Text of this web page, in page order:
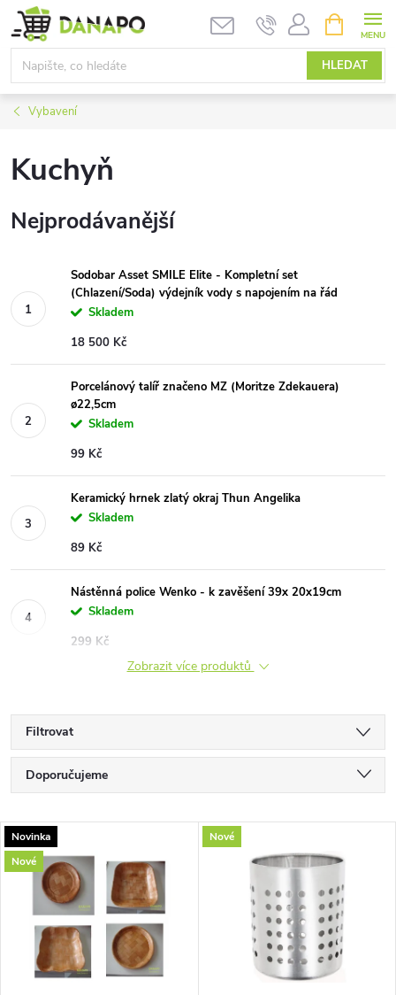
Přejít
na
obsah
HLEDAT
NÁKUPNÍ
KOŠÍK
Vybavení
Kuchyň
Nejprodávanější
Sodobar Asset SMILE Elite - Kompletní set
(Chlazení/Soda) výdejník vody s napojením na řád
Skladem
18 500 Kč
Porcelánový talíř značeno MZ (Moritze Zdekauera)
ø22,5cm
Skladem
99 Kč
Keramický hrnek zlatý okraj Thun Angelika
Skladem
89 Kč
Nástěnná police Wenko - k zavěšení 39x 20x19cm
Skladem
299 Kč
Zobrazit více produktů
Filtrovat
Ř
a
z
Doporučujeme
Nejdražší
Nejprodávanější
Abecedně
V
ý
Novinka
Nové
Nové